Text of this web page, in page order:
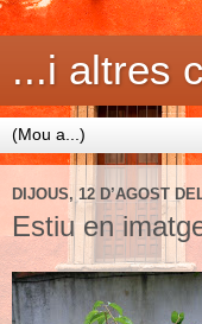
...i altres
DIJOUS, 12 D’AGOST
Estiu en